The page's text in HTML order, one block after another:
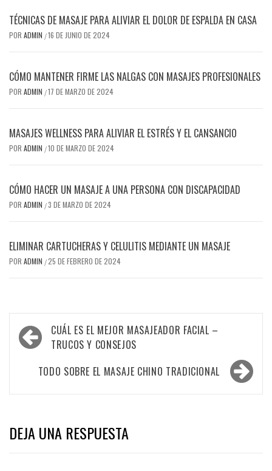
TÉCNICAS DE MASAJE PARA ALIVIAR EL DOLOR DE ESPALDA EN CASA
POR ADMIN /16 DE JUNIO DE 2024
CÓMO MANTENER FIRME LAS NALGAS CON MASAJES PROFESIONALES
POR ADMIN /17 DE MARZO DE 2024
MASAJES WELLNESS PARA ALIVIAR EL ESTRÉS Y EL CANSANCIO
POR ADMIN /10 DE MARZO DE 2024
CÓMO HACER UN MASAJE A UNA PERSONA CON DISCAPACIDAD
POR ADMIN /3 DE MARZO DE 2024
ELIMINAR CARTUCHERAS Y CELULITIS MEDIANTE UN MASAJE
POR ADMIN /25 DE FEBRERO DE 2024
Navegación
de
entradas
CUÁL ES EL MEJOR MASAJEADOR FACIAL –
TRUCOS Y CONSEJOS
TODO SOBRE EL MASAJE CHINO TRADICIONAL
DEJA UNA RESPUESTA